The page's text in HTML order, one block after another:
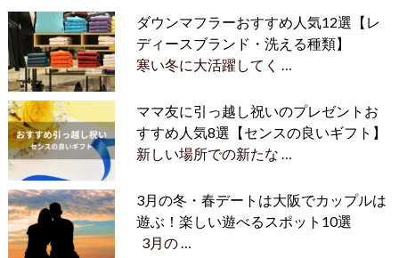
ダウンマフラーおすすめ人気12選【レ
ディースブランド・洗える種類】
寒い冬に大活躍してく …
ママ友に引っ越し祝いのプレゼントお
すすめ人気8選【センスの良いギフト】
新しい場所での新たな …
3月の冬・春デートは大阪でカップルは
遊ぶ！楽しい遊べるスポット10選
3月の …